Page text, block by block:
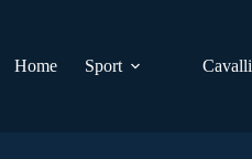
Home
Sport Cavalli